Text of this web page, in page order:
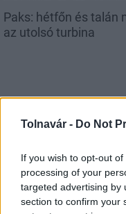
Tolnavár - Do Not
If you wish to opt-out
processing of your
targeted advertising by
section to confirm your
Paks: hétfőn és talán
az utolsó turbina
Mi épül?